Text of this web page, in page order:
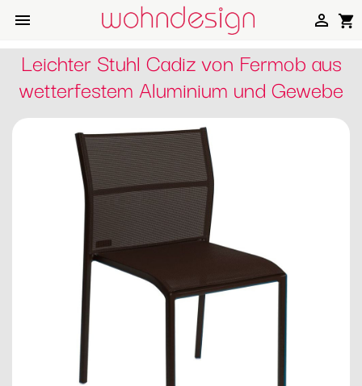
 shopping_cart

Leichter Stuhl Cadiz von Fermob aus
wetterfestem Aluminium und Gewebe